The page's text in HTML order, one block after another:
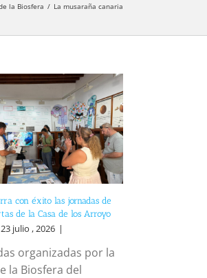
la Biosfera La musaraña canaria
con éxito las jornadas de
de la Casa de los Arroyo
julio , 2026 |
organizadas por la
la Biosfera del